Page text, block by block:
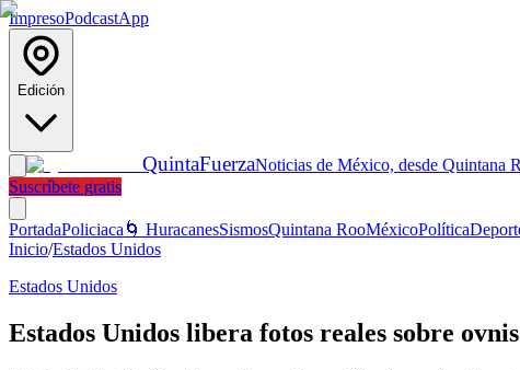
ImpresoPodcastApp
Edición
QuintaFuerzaNoticias de México, desde Quintana
Suscríbete gratis
PortadaPoliciaca 🌀 HuracanesSismosQuintana RooMéxicoPolítica
Inicio/Estados Unidos
Estados Unidos
Estados Unidos libera fotos reales sobre